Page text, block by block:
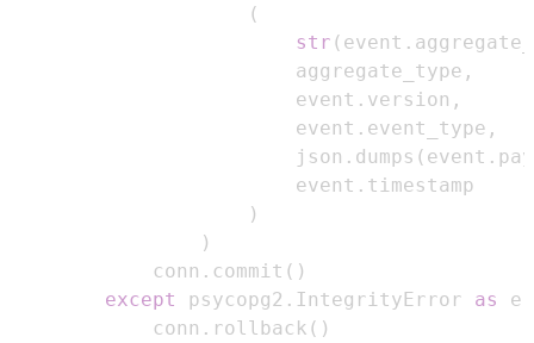
(
str ( event .
                        aggregate_type
,
                        event
. version ,
                        event
. event_type ,
                        json
. dumps ( event .
                        event
.
)
)
            conn
. commit ( )
except
psycopg2 . IntegrityError as e
            conn
. rollback ( )